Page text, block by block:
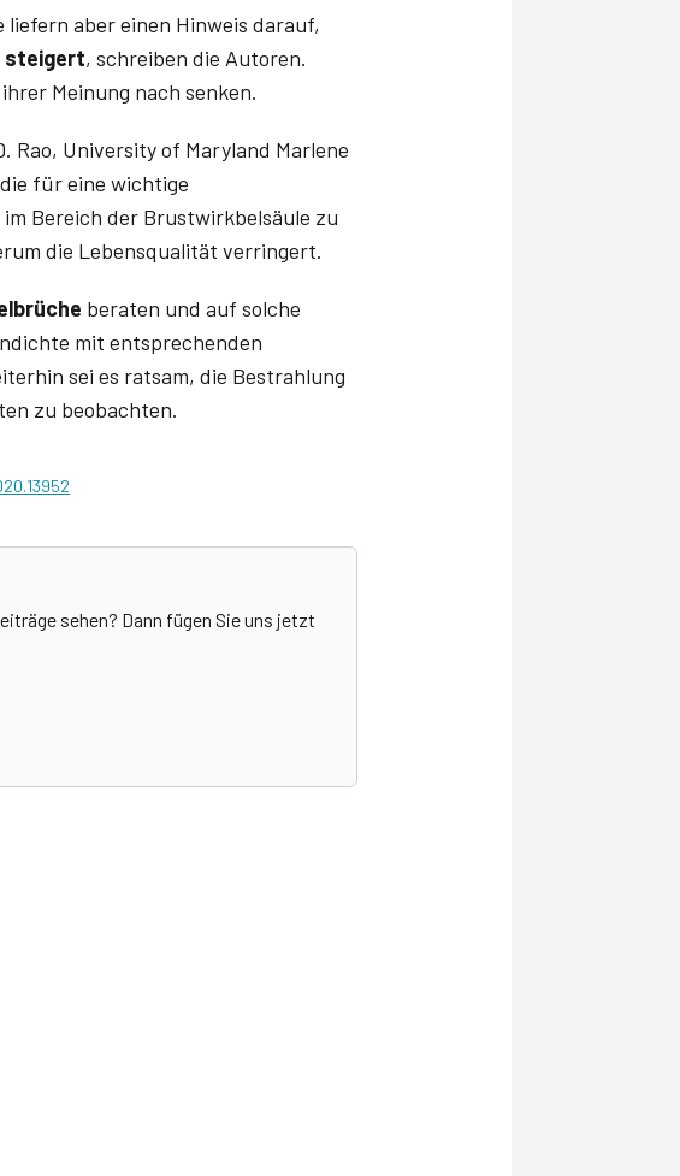
liefern aber einen Hinweis darauf,
steigert, schreiben die Autoren.
Meinung nach senken.
Rao­, University of Maryland Marlene
für eine wichtige
Bereich der Brustwirkbelsäule zu
die Lebensqualität verringert.
beraten und auf solche
mit entsprechenden
sei es ratsam, die Bestrahlung
zu beobachten.
sehen? Dann fügen Sie uns jetzt